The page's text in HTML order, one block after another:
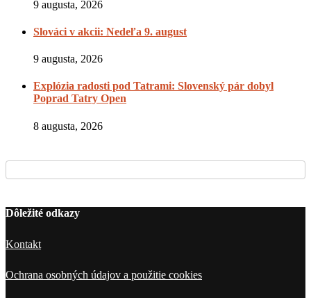
9 augusta, 2026
Slováci v akcii: Nedeľa 9. august
9 augusta, 2026
Explózia radosti pod Tatrami: Slovenský pár dobyl
Poprad Tatry Open
8 augusta, 2026
Dôležité odkazy
Kontakt
Ochrana osobných údajov a použitie cookies